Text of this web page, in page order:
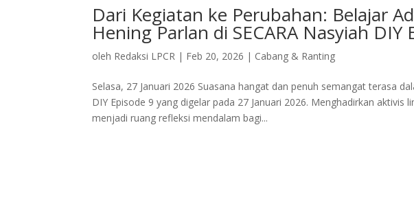
Dari Kegiatan ke Perubahan: Belajar
Hening Parlan di SECARA Nasyiah DIY
oleh Redaksi LPCR | Feb 20, 2026 | Cabang & Ranting
Selasa, 27 Januari 2026 Suasana hangat dan penuh semangat terasa
DIY Episode 9 yang digelar pada 27 Januari 2026. Menghadirkan aktivis
menjadi ruang refleksi mendalam bagi...